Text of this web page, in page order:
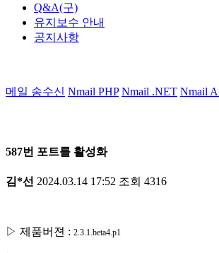
Q&A(구)
유지보수 안내
공지사항
메일 송수신 Nmail PHP Nmail .NET Nmail
587번 포트를 활성화
김*선 2024.03.14 17:52 조회 4316
▷ 제품버젼 : 2.3.1.beta4.p1